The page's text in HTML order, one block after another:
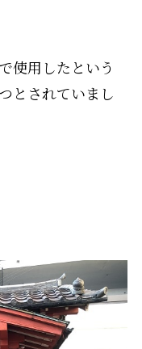
使用したという
とされていまし